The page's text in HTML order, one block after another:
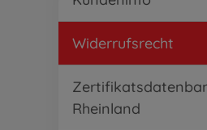
Widerrufsrecht
Rheinland